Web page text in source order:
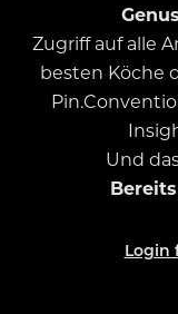
Zugriff auf alle
besten Köche
Und
Login